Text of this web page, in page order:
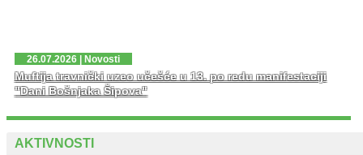
26.07.2026 | Novosti
Muftija travnički uzeo učešće u 13. po redu manifestaciji
"Dani Bošnjaka Šipova"
AKTIVNOSTI